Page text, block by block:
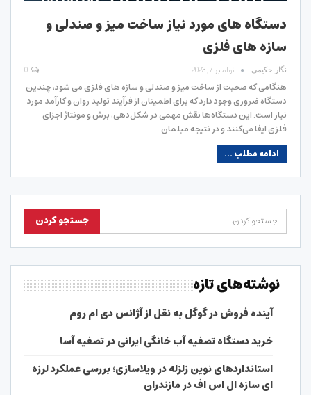
دستگاه های مورد نیاز ساخت میز و صندلی و
سازه های فلزی
نگار حکیمی نوامبر 7, 2023
هنگامی که صحبت از ساخت میز و صندلی و سازه های فلزی می شود، چندین
دستگاه ضروری وجود دارد که برای اطمینان از فرآیند تولید روان و کارآمد مورد
نیاز است. این دستگاه‌ها نقش مهمی در شکل‌دهی، برش و مونتاژ اجزای
فلزی ایفا می‌کنند و در نتیجه مبلمان…
ادامه مطلب ...
نوشته‌های تازه
آینده فروش در گوگل به نقل از آژانس دی ام روم
خرید دستگاه تصفیه آب خانگی ایرانی در تصفیه آسا
استانداردهای نوین زلزله در ویلاسازی؛ بررسی عملکرد لرزه
ای سازه ال اس اف در مازندران